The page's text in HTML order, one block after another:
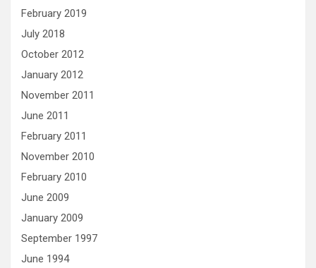
February 2019
July 2018
October 2012
January 2012
November 2011
June 2011
February 2011
November 2010
February 2010
June 2009
January 2009
September 1997
June 1994